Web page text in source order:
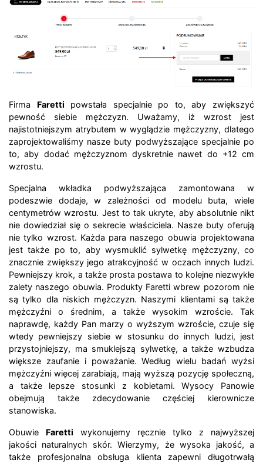
Firma Faretti powstała specjalnie po to, aby zwiększyć
pewność siebie mężczyzn. Uważamy, iż wzrost jest
najistotniejszym atrybutem w wyglądzie mężczyzny, dlatego
zaprojektowaliśmy nasze buty podwyższające specjalnie po
to, aby dodać mężczyznom dyskretnie nawet do +12 cm
wzrostu.
Specjalna wkładka podwyższająca zamontowana w
podeszwie dodaje, w zależności od modelu buta, wiele
centymetrów wzrostu. Jest to tak ukryte, aby absolutnie nikt
nie dowiedział się o sekrecie właściciela. Nasze buty oferują
nie tylko wzrost. Każda para naszego obuwia projektowana
jest także po to, aby wysmuklić sylwetkę mężczyzny, co
znacznie zwiększy jego atrakcyjność w oczach innych ludzi.
Pewniejszy krok, a także prosta postawa to kolejne niezwykłe
zalety naszego obuwia. Produkty Faretti wbrew pozorom nie
są tylko dla niskich mężczyzn. Naszymi klientami są także
mężczyźni o średnim, a także wysokim wzroście. Tak
naprawdę, każdy Pan marzy o wyższym wzroście, czuje się
wtedy pewniejszy siebie w stosunku do innych ludzi, jest
przystojniejszy, ma smuklejszą sylwetkę, a także wzbudza
większe zaufanie i poważanie. Według wielu badań wyżsi
mężczyźni więcej zarabiają, mają wyższą pozycję społeczną,
a także lepsze stosunki z kobietami. Wysocy Panowie
obejmują także zdecydowanie częściej kierownicze
stanowiska.
Obuwie Faretti wykonujemy ręcznie tylko z najwyższej
jakości naturalnych skór. Wierzymy, że wysoka jakość, a
także profesjonalna obsługa klienta zapewni długotrwałą